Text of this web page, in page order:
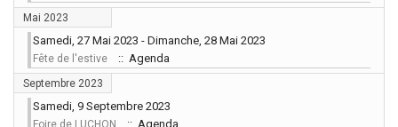
Mai 2023
Samedi, 27 Mai 2023 - Dimanche, 28 Mai 2023
Fête de l'estive :: Agenda
Septembre 2023
Samedi, 9 Septembre 2023
Foire de LUCHON
:: Agenda